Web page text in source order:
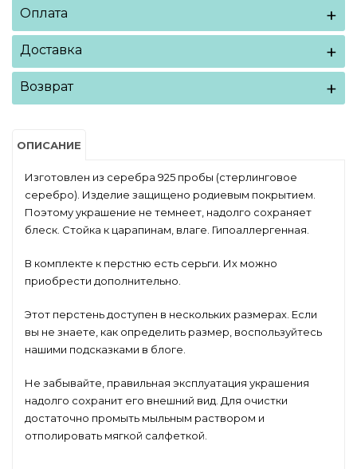
Оплата
Доставка
Возврат
ОПИСАНИЕ
Изготовлен из серебра 925 пробы (стерлинговое
серебро). Изделие защищено родиевым покрытием.
Поэтому украшение не темнеет, надолго сохраняет
блеск. Стойка к царапинам, влаге. Гипоаллергенная.
В комплекте к перстню есть серьги. Их можно
приобрести дополнительно.
Этот перстень доступен в нескольких размерах. Если
вы не знаете, как определить размер, воспользуйтесь
нашими подсказками в блоге.
Не забывайте, правильная эксплуатация украшения
надолго сохранит его внешний вид. Для очистки
достаточно промыть мыльным раствором и
отполировать мягкой салфеткой.